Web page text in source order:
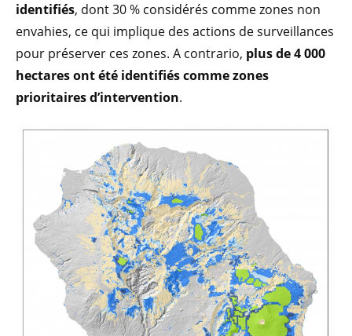
identifiés, dont 30 % considérés comme zones non
envahies, ce qui implique des actions de surveillances
pour préserver ces zones. A contrario, plus de 4 000
hectares ont été identifiés comme zones
prioritaires d’intervention.